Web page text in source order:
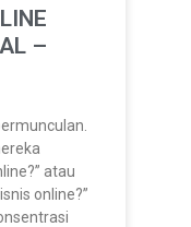
–
atau
online?”